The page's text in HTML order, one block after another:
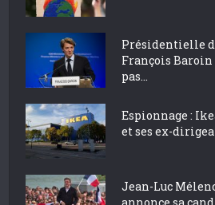
Présidentielle
François Baroin
pas...
Espionnage :
et ses ex-
Jean-Luc